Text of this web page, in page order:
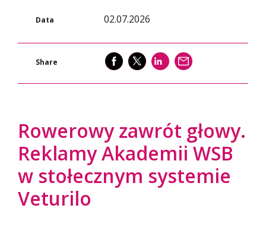
Data 02.07.2026
Share SHARE SHARE SHARE
Rowerowy zawrót głowy.
Reklamy Akademii WSB
w stołecznym systemie
Veturilo